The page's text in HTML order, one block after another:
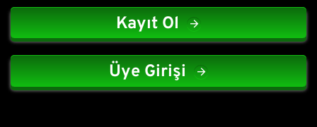
Kayıt Ol
Üye Girişi